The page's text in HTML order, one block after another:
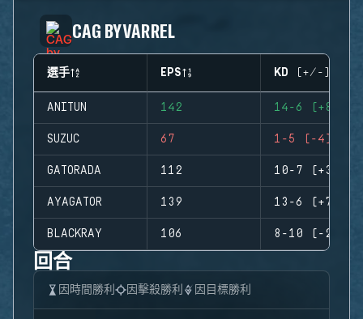
CAG BY VARREL
選手 EPS KD (+/-)
ANITUN 142 14-6 (+8)
SUZUC 67 1-5 (-4)
GATORADA 112 10-7 (+3)
AYAGATOR 139 13-6 (+7)
BLACKRAY 106 8-10 (-2)
回合
因時間勝利 因擊殺勝利 因目標勝利